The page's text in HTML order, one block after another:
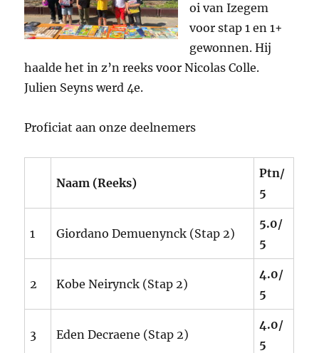
oi van Izegem
voor stap 1 en 1+
gewonnen. Hij
haalde het in z’n reeks voor Nicolas Colle.
Julien Seyns werd 4e.
Proficiat aan onze deelnemers
Naam (Reeks)
Ptn/
5
1 Giordano Demuenynck (Stap 2)
5.0/
5
2 Kobe Neirynck (Stap 2)
4.0/
5
3 Eden Decraene (Stap 2)
4.0/
5